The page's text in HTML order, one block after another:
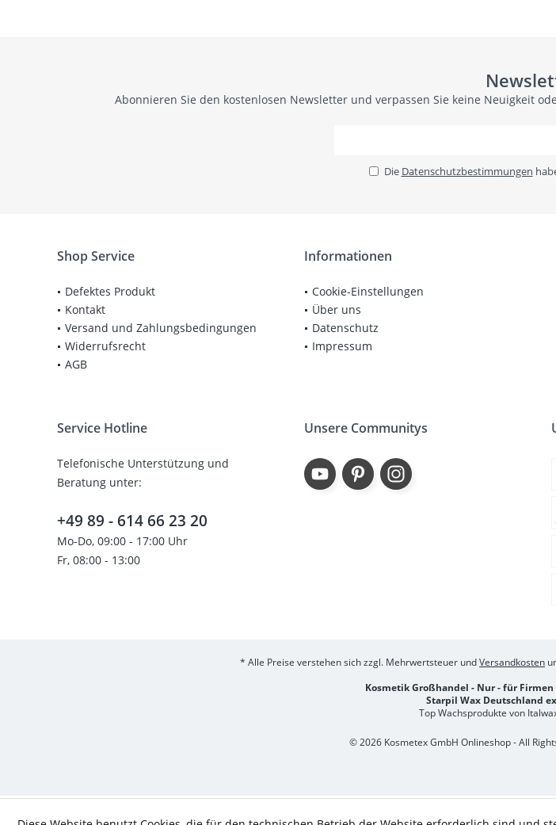
Abonnieren Sie den kostenlosen Newsletter und verpassen Sie keine Neuigkeit
Die Datenschutzbestimmungen
Shop Service
Defektes Produkt
Kontakt
Versand und Zahlungsbedingungen
Widerrufsrecht
AGB
Informationen
Cookie-Einstellungen
Über uns
Datenschutz
Impressum
Service Hotline
Telefonische Unterstützung und
Beratung unter:
+49 89 - 614 66 23 20
Mo-Do, 09:00 - 17:00 Uhr
Fr, 08:00 - 13:00
Unsere Communitys
* Alle Preise verstehen sich zzgl. Mehrwertsteuer undVersandkosten
Kosmetik Großhandel - Nur - für
Starpil Wax Deutschland
Top Wachsprodukte von
© 2026 Kosmetex GmbH Onlineshop - All